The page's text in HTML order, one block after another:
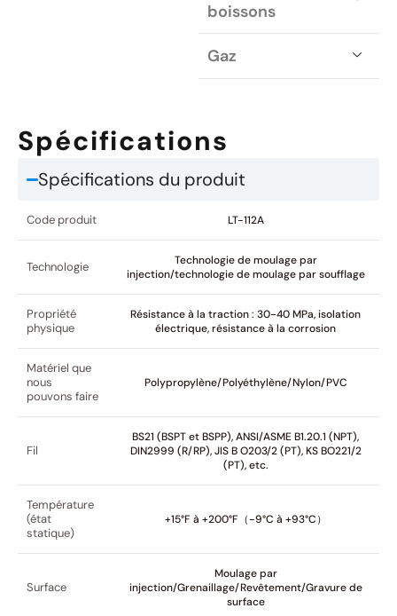
boissons
Gaz
Spécifications
Spécifications du produit
Code produit LT-112A
Technologie
Technologie de moulage par
injection/technologie de moulage par soufflage
Propriété
physique
Résistance à la traction : 30-40 MPa, isolation
électrique, résistance à la corrosion
Matériel que
nous
pouvons faire
Polypropylène/Polyéthylène/Nylon/PVC
Fil
BS21 (BSPT et BSPP), ANSI/ASME B1.20.1 (NPT),
DIN2999 (R/RP), JIS B O203/2 (PT), KS BO221/2
(PT), etc.
Température
(état
statique)
+15°F à +200°F（-9°C à +93°C）
Surface
Moulage par
injection/Grenaillage/Revêtement/Gravure de
surface